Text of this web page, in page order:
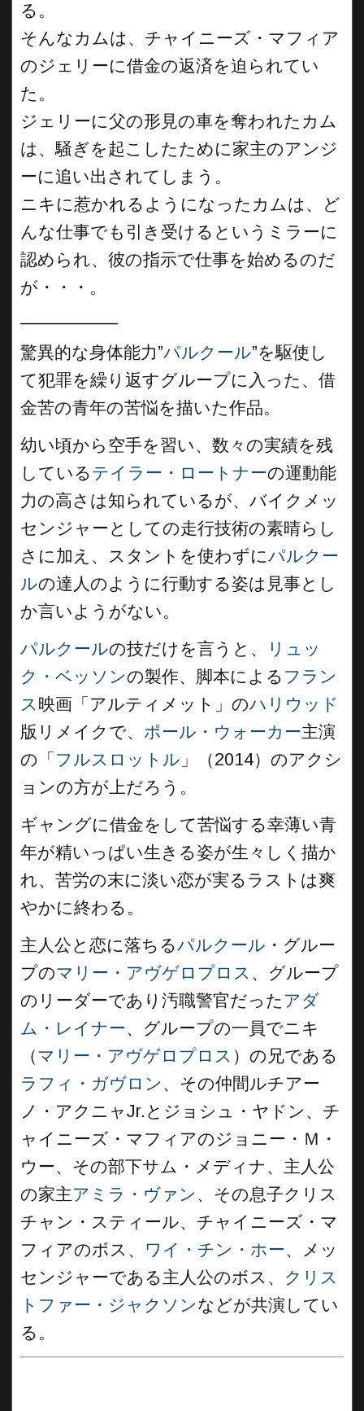
る。
そんなカムは、チャイニーズ・マフィア
のジェリーに借金の返済を迫られてい
た。
ジェリーに父の形見の車を奪われたカム
は、騒ぎを起こしたために家主のアンジ
ーに追い出されてしまう。
ニキに惹かれるようになったカムは、ど
んな仕事でも引き受けるというミラーに
認められ、彼の指示で仕事を始めるのだ
が・・・。
驚異的な身体能力”パルクール”を駆使し
て犯罪を繰り返すグループに入った、借
金苦の青年の苦悩を描いた作品。
幼い頃から空手を習い、数々の実績を残
しているテイラー・ロートナーの運動能
力の高さは知られているが、バイクメッ
センジャーとしての走行技術の素晴らし
さに加え、スタントを使わずにパルクー
ルの達人のように行動する姿は見事とし
か言いようがない。
パルクールの技だけを言うと、
リュッ
ク・ベッソンの製作、脚本による フラン
ス映画「アルティメット」のハリウッド
版リメイクで、 ポール・ウォーカー主演
の「 フルスロットル 」（2014）のアクシ
ョンの方が上だろう。
ギャングに借金をして苦悩する幸薄い青
年が精いっぱい生きる姿が生々しく描か
れ、苦労の末に淡い恋が実るラストは爽
やかに終わる。
主人公と恋に落ちるパルクール ・グルー
プのマリー・アヴゲロプロス 、グループ
のリーダーであり汚職警官だった アダ
ム・レイナー、グループの一員でニキ
（マリー・アヴゲロプロス ）の兄である
ラフィ・ガヴロン 、その仲間ルチアー
ノ・アクニャJr.とジョシュ・ヤドン、チ
ャイニーズ・マフィアのジョニー・Ｍ・
ウー、その部下サム・メディナ、主人公
の家主アミラ・ヴァン 、その息子クリス
チャン・スティール、チャイニーズ・マ
フィアのボス、 ワイ・チン・ホー、メッ
センジャーである主人公のボス、 クリス
トファー・ジャクソンなどが共演してい
る。